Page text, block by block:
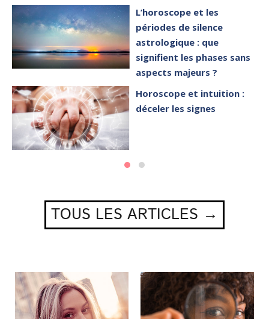
L’horoscope et les
périodes de silence
astrologique : que
signifient les phases sans
aspects majeurs ?
Horoscope et intuition :
déceler les signes
TOUS LES ARTICLES →